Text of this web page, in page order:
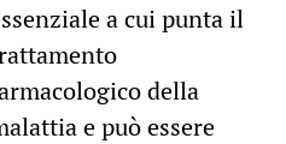
a cui punta il
della
e può essere